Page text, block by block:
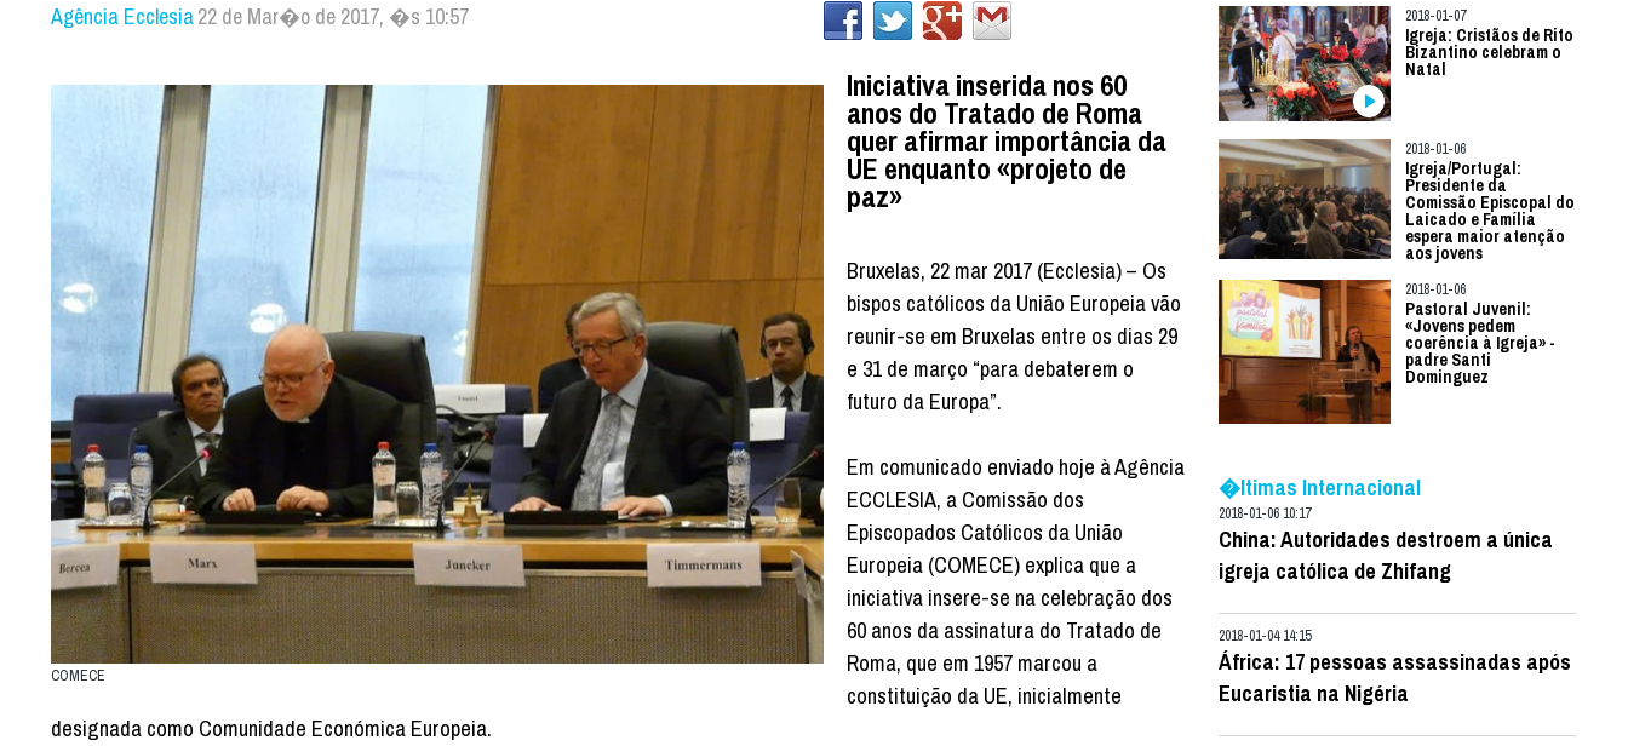
Agência Ecclesia22 de Mar�o de 2017, �s 10:57
COMECE
Iniciativa inserida nos 60
anos do Tratado de Roma
quer afirmar importância da
UE enquanto «projeto de
paz»
Bruxelas, 22 mar 2017 (Ecclesia) – Os
bispos católicos da União Europeia vão
reunir-se em Bruxelas entre os dias 29
e 31 de março “para debaterem o
futuro da Europa”.
Em comunicado enviado hoje à Agência
ECCLESIA, a Comissão dos
Episcopados Católicos da União
Europeia (COMECE) explica que a
iniciativa insere-se na celebração dos
60 anos da assinatura do Tratado de
Roma, que em 1957 marcou a
constituição da UE, inicialmente
designada como Comunidade Económica Europeia.
2018-01-07
Igreja: Cristãos de Rito
Bizantino celebram o
Natal
2018-01-06
Igreja/Portugal:
Presidente da
Comissão Episcopal do
Laicado e Família
espera maior atenção
aos jovens
2018-01-06
Pastoral Juvenil:
«Jovens pedem
coerência à Igreja» -
padre Santi
Dominguez
�ltimas Internacional
2018-01-06 10:17
China: Autoridades destroem a única
igreja católica de Zhifang
2018-01-04 14:15
África: 17 pessoas assassinadas após
Eucaristia na Nigéria